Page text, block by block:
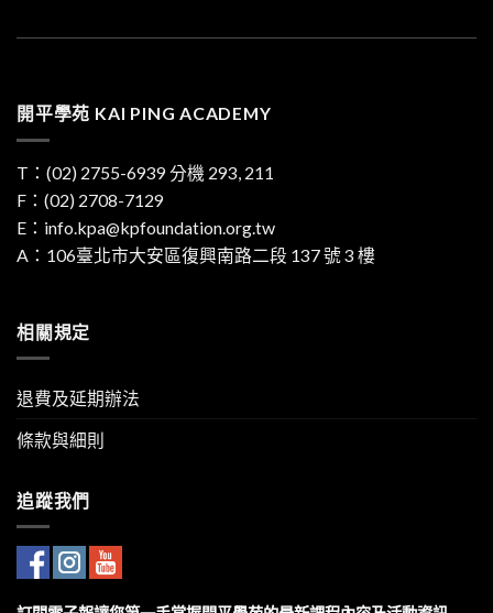
開平學苑 KAI PING ACADEMY
T： (02) 2755-6939分機 293, 211
F：(02) 2708-7129
E： info.kpa@kpfoundation.org.tw
A： 106臺北市大安區復興南路二段 137 號 3 樓
相關規定
退費及延期辦法
條款與細則
追蹤我們